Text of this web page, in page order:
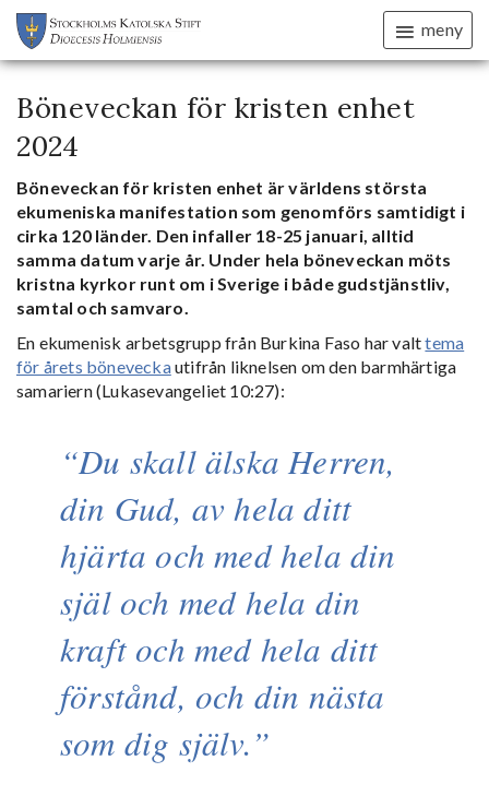
meny
Böneveckan för kristen enhet
2024
Böneveckan för kristen enhet är världens största
ekumeniska manifestation som genomförs samtidigt i
cirka 120 länder. Den infaller 18-25 januari, alltid
samma datum varje år. Under hela böneveckan möts
kristna kyrkor runt om i Sverige i både gudstjänstliv,
samtal och samvaro.
En ekumenisk arbetsgrupp från Burkina Faso har valttema
för årets böneveckautifrån liknelsen om den barmhärtiga
samariern (Lukasevangeliet 10:27):
Du skall älska Herren,
din Gud, av hela ditt
hjärta och med hela din
själ och med hela din
kraft och med hela ditt
förstånd, och din nästa
som dig själv.